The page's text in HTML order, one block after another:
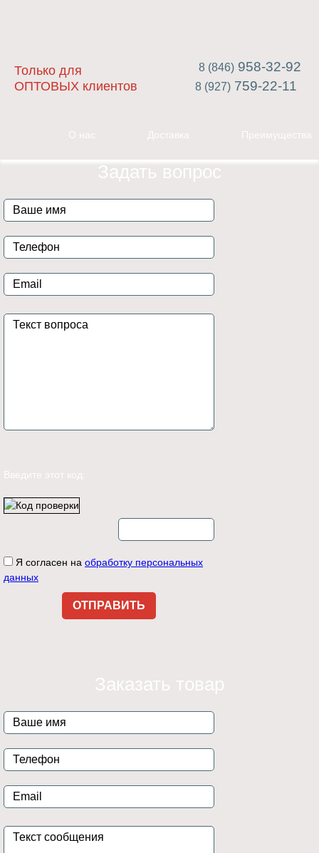
Только для
ОПТОВЫХ клиентов
8 (846) 958-32-92
8 (927) 759-22-11
О нас Доставка Преимущества
Задать вопрос
Введите этот код:
Я согласен на обработку персональных
данных
Заказать товар